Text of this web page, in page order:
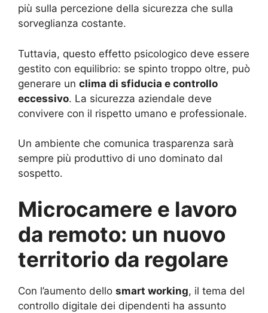
più sulla percezione della sicurezza che sulla
sorveglianza costante.
Tuttavia, questo effetto psicologico deve essere
gestito con equilibrio: se spinto troppo oltre, può
generare un clima di sfiducia e controllo
eccessivo. La sicurezza aziendale deve
convivere con il rispetto umano e professionale.
Un ambiente che comunica trasparenza sarà
sempre più produttivo di uno dominato dal
sospetto.
Microcamere e lavoro
da remoto: un nuovo
territorio da regolare
Con l’aumento dello smart working, il tema del
controllo digitale dei dipendenti ha assunto